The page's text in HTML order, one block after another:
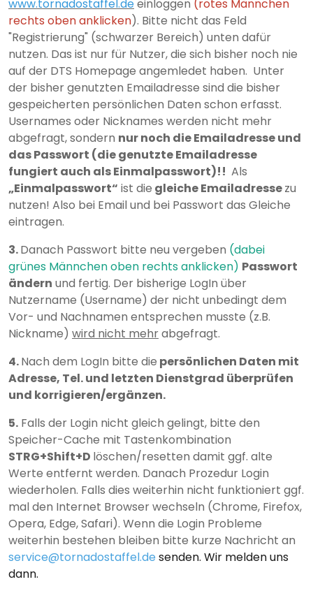
www.tornadostaffel.deeinloggen (rotes Männchen
rechts oben anklicken). Bitte nicht das Feld
"Registrierung" (schwarzer Bereich) unten dafür
nutzen. Das ist nur für Nutzer, die sich bisher noch nie
auf der DTS Homepage angemledet haben. Unter
der bisher genutzten Emailadresse sind die bisher
gespeicherten persönlichen Daten schon erfasst.
Usernames oder Nicknames werden nicht mehr
abgefragt, sondern nur noch die Emailadresse und
dasPasswort (die genutzte Emailadresse
fungiert auch als Einmalpasswort)!! Als
„Einmalpasswort“ ist die gleiche Emailadressezu
nutzen! Also bei Email und bei Passwort das Gleiche
eintragen.
3.Danach Passwort bitte neu vergeben (dabei
grünes Männchen oben rechts anklicken) Passwort
ändern und fertig. Der bisherige LogIn über
Nutzername (Username) der nicht unbedingt dem
Vor- und Nachnamen entsprechen musste (z.B.
Nickname) wird nicht mehrabgefragt.
4.Nach dem LogIn bitte die persönlichen Daten mit
Adresse, Tel. und letzten Dienstgrad überprüfen
und korrigieren/ergänzen.
5. Falls der Login nicht gleich gelingt, bitte den
Speicher-Cache mit Tastenkombination
STRG+Shift+D löschen/resetten damit ggf. alte
Werte entfernt werden. Danach Prozedur Login
wiederholen. Falls dies weiterhin nicht funktioniert ggf.
mal den Internet Browser wechseln (Chrome, Firefox,
Opera, Edge, Safari). Wenn die Login Probleme
weiterhin bestehen bleiben bitte kurze Nachricht an
service@tornadostaffel.de senden. Wir melden uns
dann.